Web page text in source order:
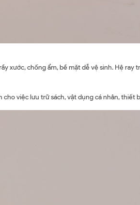
xước, chống ẩm, bề mặt dễ vệ sinh. Hệ ray
cho việc lưu trữ sách, vật dụng cá nhân,